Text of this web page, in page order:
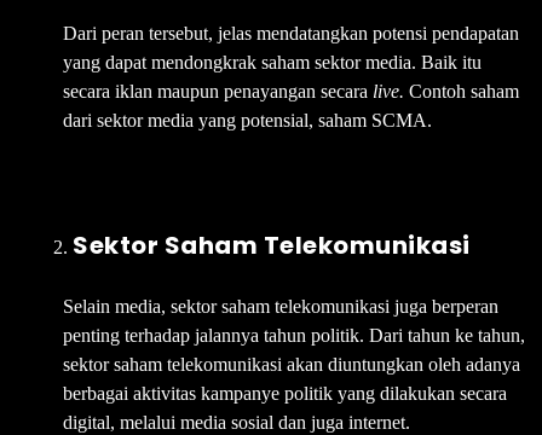
Dari peran tersebut, jelas mendatangkan potensi pendapatan
yang dapat mendongkrak saham sektor media. Baik itu
secara iklan maupun penayangan secara live. Contoh saham
dari sektor media yang potensial, saham SCMA.
Sektor Saham Telekomunikasi
Selain media, sektor saham telekomunikasi juga berperan
penting terhadap jalannya tahun politik. Dari tahun ke tahun,
sektor saham telekomunikasi akan diuntungkan oleh adanya
berbagai aktivitas kampanye politik yang dilakukan secara
digital, melalui media sosial dan juga internet.